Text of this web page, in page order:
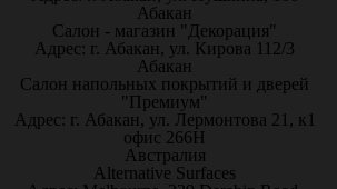
Абакан
Салон - магазин "Декорация"
Адрес: г. Абакан, ул. Кирова 112/3
Абакан
Салон напольных покрытий и дверей
"Премиум"
Адрес: г. Абакан, ул. Лермонтова 21, к1
офис 266Н
Австралия
Alternative Surfaces